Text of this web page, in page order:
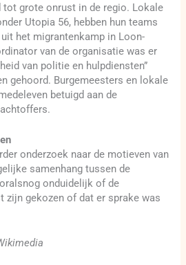
tot grote onrust in de regio. Lokale
Utopia 56, hebben hun teams
het migrantenkamp in Loon-
van de organisatie was er
van politie en hulpdiensten”
gehoord. Burgemeesters en lokale
betuigd aan de
onderzoek naar de motieven van
samenhang tussen de
onduidelijk of de
zijn gekozen of dat er sprake was